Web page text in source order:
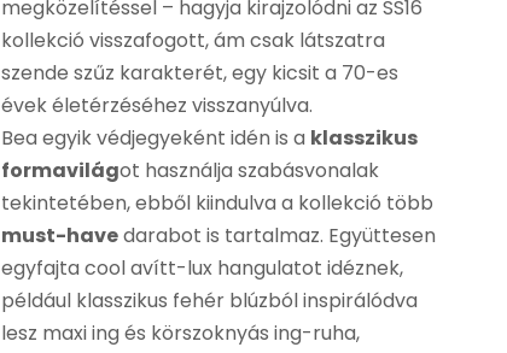
megközelítéssel – hagyja kirajzolódni az SS16
kollekció visszafogott, ám csak látszatra
szende szűz karakterét, egy kicsit a 70-es
évek életérzéséhez visszanyúlva.
Bea egyik védjegyeként idén is a klasszikus
formavilágot használja szabásvonalak
tekintetében, ebből kiindulva a kollekció több
must-havedarabot is tartalmaz. Együttesen
egyfajta cool avítt-lux hangulatot idéznek,
például klasszikus fehér blúzból inspirálódva
lesz maxi ing és körszoknyás ing-ruha,